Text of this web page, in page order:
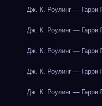
Дж. К. Роулинг — Гарри
Дж. К. Роулинг — Гарри
Дж. К. Роулинг — Гарри
Дж. К. Роулинг — Гарри
Дж. К. Роулинг — Гарри